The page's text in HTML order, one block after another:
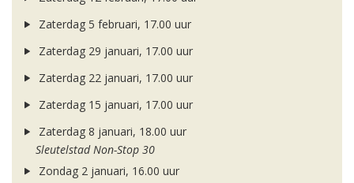
Zaterdag 5 februari, 17.00 uur
Zaterdag 29 januari, 17.00 uur
Zaterdag 22 januari, 17.00 uur
Zaterdag 15 januari, 17.00 uur
Zaterdag 8 januari, 18.00 uur
Sleutelstad Non-Stop 30
Zondag 2 januari, 16.00 uur